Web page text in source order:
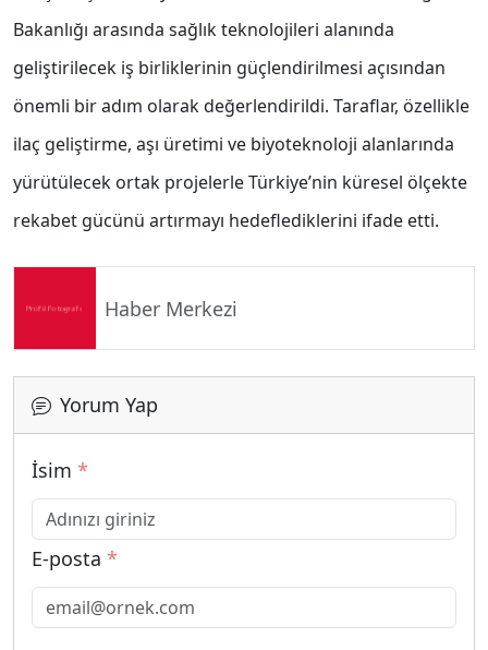
Bakanlığı arasında sağlık teknolojileri alanında
geliştirilecek iş birliklerinin güçlendirilmesi açısından
önemli bir adım olarak değerlendirildi. Taraflar, özellikle
ilaç geliştirme, aşı üretimi ve biyoteknoloji alanlarında
yürütülecek ortak projelerle Türkiye’nin küresel ölçekte
rekabet gücünü artırmayı hedeflediklerini ifade etti.
Haber Merkezi
Yorum Yap
İsim *
E-posta *